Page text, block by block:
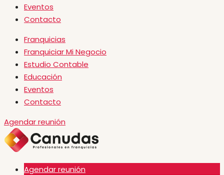
Eventos
Contacto
Franquicias
Franquiciar Mi Negocio
Estudio Contable
Educación
Eventos
Contacto
Agendar reunión
Agendar reunión